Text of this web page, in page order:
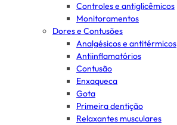
Controles e antiglicêmicos
Monitoramentos
Dores e Contusões
Analgésicos e antitérmicos
Antiinflamatórios
Contusão
Enxaqueca
Gota
Primeira dentição
Relaxantes musculares